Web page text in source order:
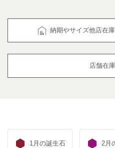
納期やサイズ他店在
店舗在
1月の誕生石 2月